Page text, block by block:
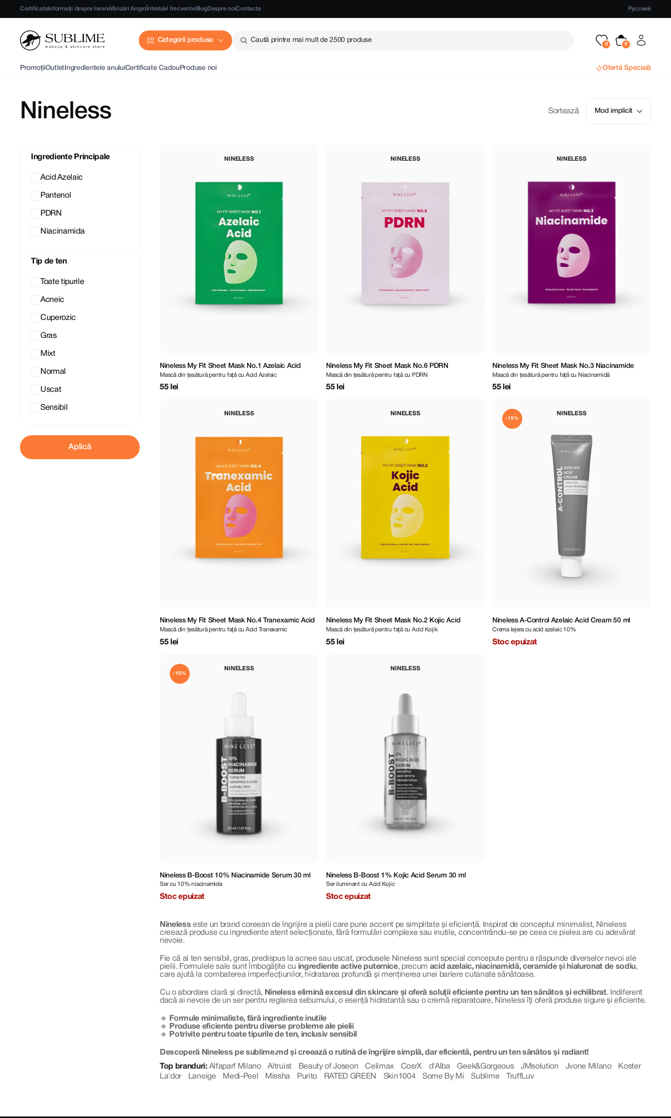
CertificateInformații despre livrareVânzări Angro Întrebări frecventeBlogDespre noiContacte Русский
Categorii produse Caută printre mai mult de 2500 produse
PromoțiiOutlet Ingredientele anuluiCertificate CadouProduse noi Ofertă Specială
Nineless Sortează Mod implicit
Ingrediente Principale
Acid Azelaic
Pantenol
PDRN
Niacinamida
Tip de ten
Toate tipurile
Acneic
Cuperozic
Gras
Mixt
Normal
Uscat
Sensibil
Aplică
NINELESS
Nineless My Fit Sheet Mask No.1 Azelaic Acid
Mască din țesătură pentru față cu Acid Azelaic
55 lei
NINELESS
Nineless My Fit Sheet Mask No.6 PDRN
Mască din țesătură pentru față cu PDRN
55 lei
NINELESS
Nineless My Fit Sheet Mask No.3 Niacinamide
Mască din țesătură pentru față cu Niacinamidă
55 lei
NINELESS
Nineless My Fit Sheet Mask No.4 Tranexamic Acid
Mască din țesătură pentru față cu Acid Tranexamic
55 lei
NINELESS
Nineless My Fit Sheet Mask No.2 Kojic Acid
Mască din țesătură pentru față cu Acid Kojik
55 lei
NINELESS
-15%
Nineless A-Control Azelaic Acid Cream 50 ml
Crema lejera cu acid azelaic 10%
Stoc epuizat
NINELESS
-15%
Nineless B-Boost 10% Niacinamide Serum 30 ml
Ser cu 10% niacinamida
Stoc epuizat
NINELESS
Nineless B-Boost 1% Kojic Acid Serum 30 ml
Ser iluminant cu Acid Kojic
Stoc epuizat
Nineless este un brand coreean de îngrijire a pielii care pune accent pe simplitate și eficiență. Inspirat de conceptul minimalist, Nineless
creează produse cu ingrediente atent selecționate, fără formulări complexe sau inutile, concentrându-se pe ceea ce pielea are cu adevărat
nevoie.
Fie că ai ten sensibil, gras, predispus la acnee sau uscat, produsele Nineless sunt special concepute pentru a răspunde diverselor nevoi ale
pielii. Formulele sale sunt îmbogățite cu ingrediente active puternice, precum acid azelaic, niacinamidă, ceramide și hialuronat de sodiu,
care ajută la combaterea imperfecțiunilor, hidratarea profundă și menținerea unei bariere cutanate sănătoase.
Cu o abordare clară și directă, Nineless elimină excesul din skincare și oferă soluții eficiente pentru un ten sănătos și echilibrat. Indiferent
dacă ai nevoie de un ser pentru reglarea sebumului, o esență hidratantă sau o cremă reparatoare, Nineless îți oferă produse sigure și eficiente.
🔹
Formule minimaliste, fără ingrediente inutile
🔹
Produse eficiente pentru diverse probleme ale pielii
🔹
Potrivite pentru toate tipurile de ten, inclusiv sensibil
Descoperă Nineless pe sublime.md și creează o rutină de îngrijire simplă, dar eficientă, pentru un ten sănătos și radiant!
Top branduri: Alfaparf Milano Altruist Beauty of Joseon Celimax CosrX d'Alba Geek&Gorgeous JMsolution Jvone Milano
Koster
La'dor
Laneige Medi-Peel Missha Purito RATED GREEN Skin1004 Some By Mi Sublime TruffLuv